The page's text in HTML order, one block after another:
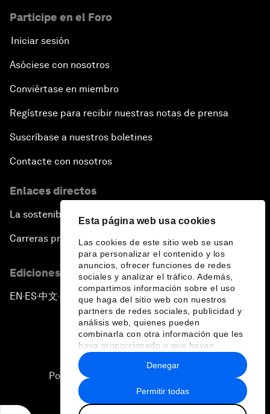
Esta página web usa cookies
Las cookies de este sitio web se usan
para personalizar el contenido y los
anuncios, ofrecer funciones de redes
sociales y analizar el tráfico. Además,
compartimos información sobre el uso
que haga del sitio web con nuestros
partners de redes sociales, publicidad y
análisis web, quienes pueden
combinarla con otra información que les
haya proporcionado o que hayan
recopilado a partir del uso que haya
hecho de sus servicios.
Permitir todas
Denegar
Participe en el Foro
Iniciar sesión
Asóciese con nosotros
Conviértase en miembro
Regístrese para recibir nuestras notas de prensa
Suscríbase a nuestros boletines
Contacte con nosotros
Enlaces directos
La sostenibilidad en el Foro
Carreras profesionales
Ediciones en otros idiomas
EN ▪ES▪中文▪ 日本語
Política de privacidad y normas de uso
Sitemap